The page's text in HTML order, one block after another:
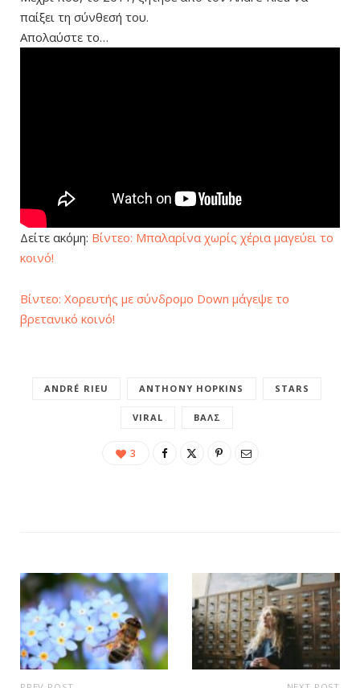
παίξει τη σύνθεσή του.
Απολαύστε το…
Δείτε ακόμη: Βίντεο: Μπαλαρίνα χωρίς χέρια μαγεύει το
κοινό!
Βίντεο: Χορευτής με σύνδρομο Down μάγεψε το
βρετανικό κοινό!
ANDRÉ RIEU ANTHONY HOPKINS STARS
VIRAL ΒΑΛΣ
3